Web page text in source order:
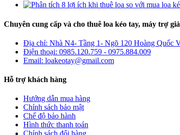
Chuyên cung cấp và cho thuê loa kéo tay, máy trợ
Địa chỉ: Nhà N4- Tầng 1- Ngõ 120 Hoàng Quốc
Điện thoại: 0985.120.759 - 0975.884.009
Email: loakeotay@gmail.com
Hỗ trợ khách hàng
Hướng dẫn mua hàng
Chính sách bảo mật
Chế độ bảo hành
Hình thức thanh toán